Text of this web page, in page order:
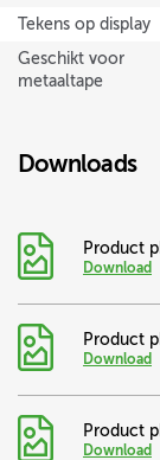
Tekens op display
Geschikt voor
metaaltape
Downloads
Product
Download
Product
Download
Product
Download